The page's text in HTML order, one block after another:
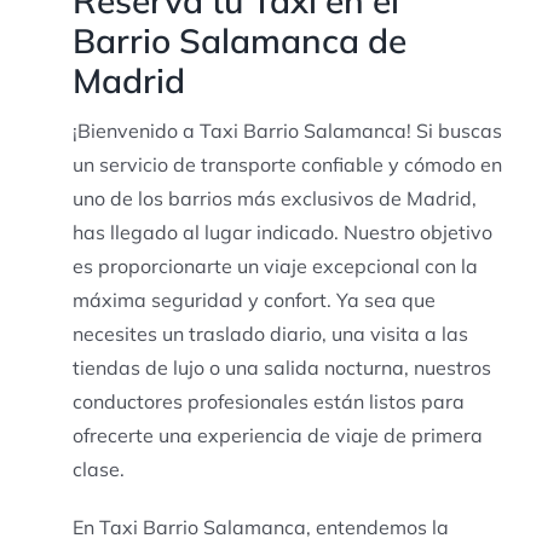
Barrio Salamanca de
Madrid
¡Bienvenido a Taxi Barrio Salamanca! Si buscas
un servicio de transporte confiable y cómodo en
uno de los barrios más exclusivos de Madrid,
has llegado al lugar indicado. Nuestro objetivo
es proporcionarte un viaje excepcional con la
máxima seguridad y confort. Ya sea que
necesites un traslado diario, una visita a las
tiendas de lujo o una salida nocturna, nuestros
conductores profesionales están listos para
ofrecerte una experiencia de viaje de primera
clase.
En Taxi Barrio Salamanca, entendemos la